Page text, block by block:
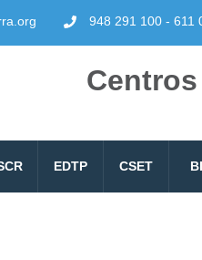
948 291 100 - 611
EDTP CSET